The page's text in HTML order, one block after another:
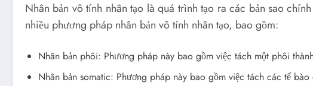
Nhân bản vô tính nhân tạo là quá trình tạo ra các bản sao
nhiều phương pháp nhân bản vô tính nhân tạo, bao gồm:
Nhân bản phôi: Phương pháp này bao gồm việc tách một phôi
Nhân bản somatic: Phương pháp này bao gồm việc tách các tế